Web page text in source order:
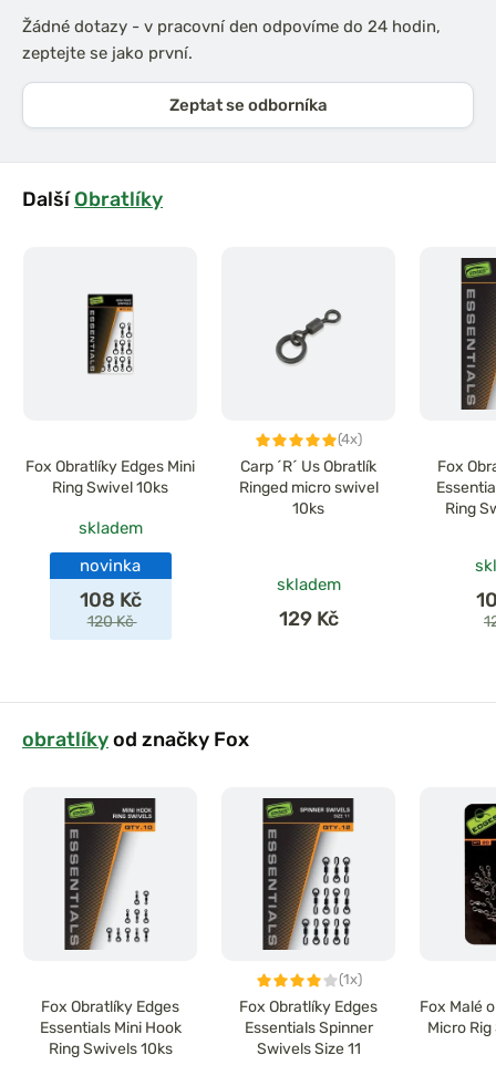
Žádné dotazy - v pracovní den odpovíme do 24 hodin,
zeptejte se jako první.
Zeptat se odborníka
DalšíObratlíky
Fox Obratlíky Edges Mini
Ring Swivel 10ks
skladem
novinka
108 Kč
120 Kč
(4x)
Carp ´R´ Us Obratlík
Ringed micro swivel
10ks
skladem
129 Kč
Fox
Ring
obratlíkyod značky Fox
Fox Obratlíky Edges
Essentials Mini Hook
Ring Swivels 10ks
(1x)
Fox Obratlíky Edges
Essentials Spinner
Swivels Size 11
Fox Malé
Micro